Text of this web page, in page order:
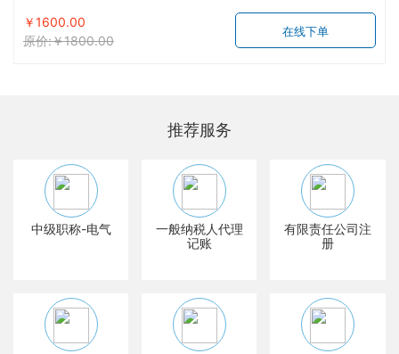
￥1600.00
原价:￥1800.00
在线下单
推荐服务
中级职称-电气
一般纳税人代理
记账
有限责任公司注
册